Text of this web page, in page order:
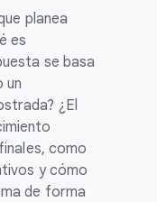
planea
es
se basa
un
¿El
como
y cómo
de forma